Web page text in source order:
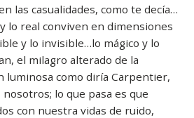
las casualidades, como te decía…
lo real conviven en dimensiones
y lo invisible…lo mágico y lo
el milagro alterado de la
luminosa como diría Carpentier,
lo que pasa es que
con nuestra vidas de ruido,